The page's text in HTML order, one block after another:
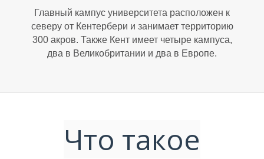
Главный кампус университета расположен к
северу от Кентербери и занимает территорию
300 акров. Также Кент имеет четыре кампуса,
два в Великобритании и два в Европе.
Что такое